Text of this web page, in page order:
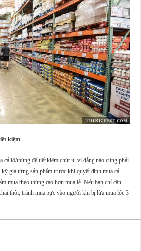
kiệm
cả lô/thùng để tiết kiệm chút ít, vì đằng nào cũng phải
giá từng sản phẩm trước khi quyết định mua cả
mua theo thùng cao hơn mua lẻ. Nếu bạn chỉ cần
thôi, tránh mua bực vào người khi bị lừa mua lốc 3